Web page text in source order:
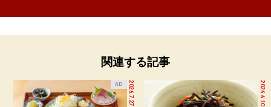
関連する記事
2026.7.27
AD 2026.6.10